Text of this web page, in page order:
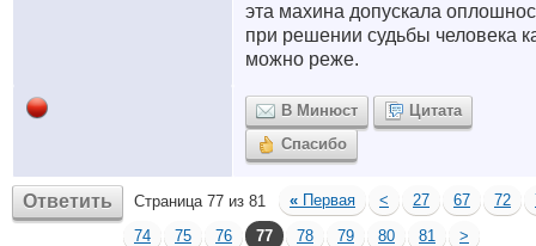
эта махина допускала
при решении судьбы человека
можно реже.
В Минюст
Цитата
Спасибо
Ответить Страница 77 из 81 « Первая < 27 67 72
74
75 76 77 78 79 80 81 >